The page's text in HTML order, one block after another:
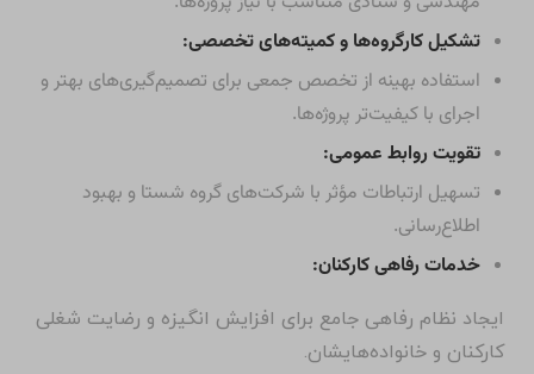
تشکیل کارگروه‌ها و کمیته‌های تخصصی:
استفاده بهینه از تخصص جمعی برای تصمیم‌گیری‌های بهتر و
اجرای با کیفیت‌تر پروژه‌ها.
تقویت روابط عمومی:
تسهیل ارتباطات مؤثر با شرکت‌های گروه شستا و بهبود
اطلاع‌رسانی.
خدمات رفاهی کارکنان:
ایجاد نظام رفاهی جامع برای افزایش انگیزه و رضایت شغلی
کارکنان و خانواده‌هایشان.